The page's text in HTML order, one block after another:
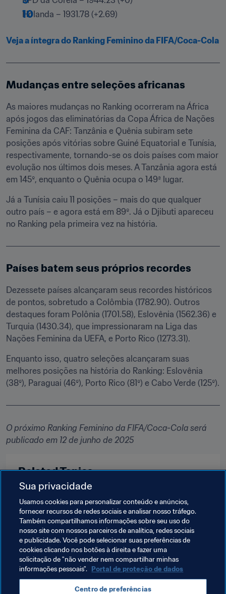
Holanda – 1931.78 (+2.69)
Veja a íntegra do Ranking Feminino da FIFA/Coca-Cola
Mudanças entre seleções africanas
As maiores mudanças no Ranking ocorreram na África
após jogos das eliminatórias da Copa África de Nações
Feminina da CAF: Tanzânia e Quênia subiram sete
posições após vitórias sobre Guiné Equatorial e Tunísia,
respectivamente, tornando-se os dois países com maior
evolução nos últimos dois meses. A Tanzânia agora está
em 145º, enquanto o Quênia ocupa o 149ª lugar.
Já a Tunísia caiu 11 posições – mais do que qualquer
outro país – e agora está em 89º. Já o Djibuti apareceu
no Ranking pela primeira vez na história.
Países batem seus próprios recordes
Dezessete países alcançaram seus recordes históricos
de pontos, sobretudo a Colômbia (1782.90). Outros
destaques foram Polônia (1701.58), Eslovênia (1562.36) e
Turquia (1430.34), que impressionaram na Liga das
Nações Feminina da UEFA, e Porto Rico (1273.31).
Enquanto isso, quatro seleções alcançaram suas
melhores posições na história do Ranking: Eslovênia
(38º), Paraguai (46º), Porto Rico (81º) e Cabo Verde (125º).
O próximo Ranking Feminino da FIFA/Coca-Cola será
publicado em 12 de junho de 2025
Related Topics
UEFA Germany Kenya CAF Tanzania
Brazil CONMEBOL Cyprus Cabo Verde
Burkina Faso New Zealand OFC
Sua privacidade
Usamos cookies para personalizar conteúdo e anúncios,
fornecer recursos de redes sociais e analisar nosso tráfego.
Também compartilhamos informações sobre seu uso do
nosso site com nossos parceiros de analítica, redes sociais
e publicidade. Você pode selecionar suas preferências de
cookies clicando nos botões à direita e fazer uma
solicitação de "não vender nem compartilhar minhas
informações pessoais". Portal de proteção de dados
Centro de preferências